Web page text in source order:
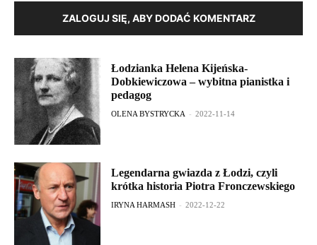
ZALOGUJ SIĘ, ABY DODAĆ KOMENTARZ
Łodzianka Helena Kijeńska-
Dobkiewiczowa – wybitna pianistka i
pedagog
OLENA BYSTRYCKA - 2022-11-14
Legendarna gwiazda z Łodzi, czyli
krótka historia Piotra Fronczewskiego
IRYNA HARMASH - 2022-12-22